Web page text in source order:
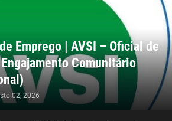
Emprego | AVSI – Oficial de
Comunitário
02, 2026